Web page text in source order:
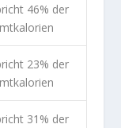
46% der
23% der
31% der